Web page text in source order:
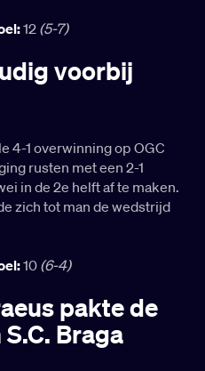
12 (5-7)
voorbij
4-1 overwinning op OGC
rusten met een 2-1
in de 2e helft af te maken.
zich tot man de wedstrijd
10 (6-4)
pakte de
Braga